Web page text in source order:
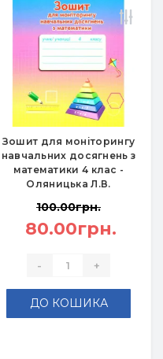
Зошит для моніторингу
навчальних досягнень з
математики 4 клас -
Оляницька Л.В.
100.00грн.
80.00грн.
- +
ДО КОШИКА